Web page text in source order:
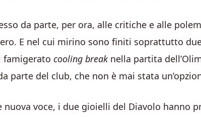
da parte, per ora, alle critiche e alle
E nel cui mirino sono finiti soprattutto
famigerato cooling breaknella partita
parte del club, che non è mai stata
voce, i due gioielli del Diavolo hanno